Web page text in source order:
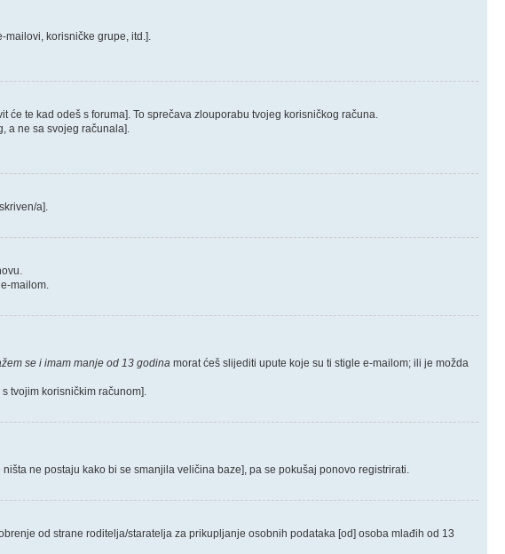
korisničke grupe, itd.].
te kad odeš s foruma]. To sprečava zlouporabu tvojeg korisničkog računa.
a ne sa svojeg računala].
a].
mailom.
se i imam manje od 13 godina morat ćeš slijediti upute koje su ti stigle e-mailom; ili je možda
tvojim korisničkim računom].
ne postaju kako bi se smanjila veličina baze], pa se pokušaj ponovo registrirati.
od strane roditelja/staratelja za prikupljanje osobnih podataka [od] osoba mlađih od 13